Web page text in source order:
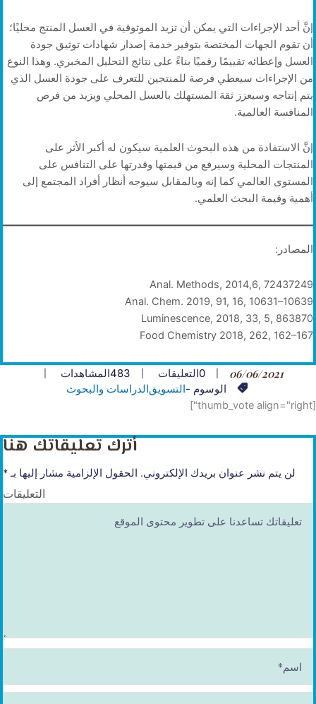
إنَّ أحد الإجراءات التي يمكن أن تزيد الموثوقية في العسل المنتج محليًا؛
أن تقوم الجهات المختصة بتوفير خدمة إصدار شهادات توثيق جودة
العسل وإعطائه تقييمًا رقميًا بناءً على نتائج التحليل المخبري. وهذا النوع
من الإجراءات سيعطي فرصة للمنتجين للتعرف على جودة العسل الذي
يتم إنتاجه وسيعزز ثقة المستهلك بالعسل المحلي ويزيد من فرص
المنافسة العالمية.
إنَّ الاستفادة من هذه البحوث العلمية سيكون له أكبر الأثر على
المنتجات المحلية وسيرفع من قيمتها وقدرتها على التنافس على
المستوى العالمي كما إنه وبالمقابل سيوجه أنظار أفراد المجتمع إلى
أهمية وقيمة البحث العلمي.
المصادر:
Anal. Methods, 2014,6, 72437249
Anal. Chem. 2019, 91, 16, 10631–10639
Luminescence, 2018, 33, 5, 863870
Food Chemistry 2018, 262, 162–167
06/06/2021
0التعليقات 483المشاهدات
الوسوم -التسويقالدراسات والبحوث
[thumb_vote align="right"]
أترك تعليقاتك هنا
لن يتم نشر عنوان بريدك الإلكتروني. الحقول الإلزامية مشار إليها بـ *
التعليقات
م
*